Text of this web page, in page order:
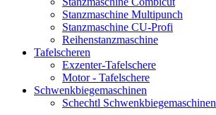
Stanzmaschine Multipunch
Stanzmaschine CU-Profi
Reihenstanzmaschine
Tafelscheren
Exzenter-Tafelschere
Motor - Tafelschere
Schwenkbiegemaschinen
Schechtl Schwenkbiegemaschinen